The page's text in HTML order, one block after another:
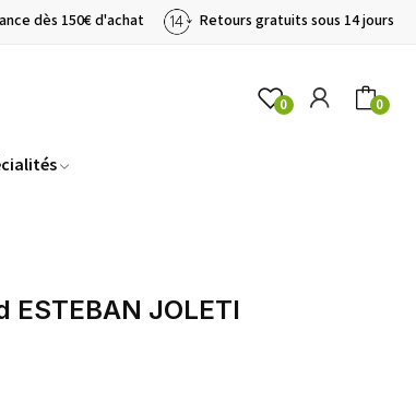
dès 150€ d'achat Retours gratuits sous 14 jours
0 0
JOLETI